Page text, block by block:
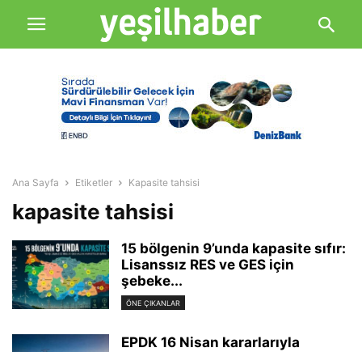
Ana Sayfa Etiketler Kapasite tahsisi
kapasite tahsisi
15 bölgenin 9’unda kapasite sıfır:
Lisanssız RES ve GES için
şebeke...
ÖNE ÇIKANLAR
EPDK 16 Nisan kararlarıyla